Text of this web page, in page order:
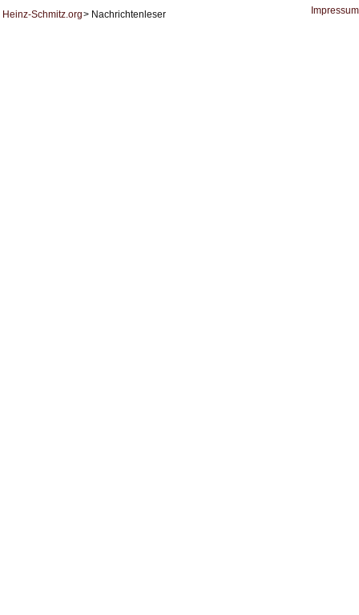
Heinz-Schmitz.org
Nachrichtenleser Impressum